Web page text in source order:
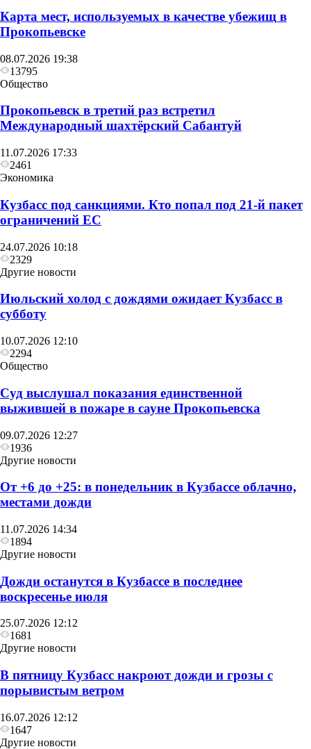
Общество
Глава Прокопьевска рассказал, как
преображается Сквер «Школьный»
Карта мест, используемых в качестве убежищ в
Прокопьевске
08.07.2026 19:38
13795
Общество
Прокопьевск в третий раз встретил
Международный шахтёрский Сабантуй
11.07.2026 17:33
2461
Экономика
Кузбасс под санкциями. Кто попал под 21‑й пакет
ограничений ЕС
24.07.2026 10:18
2329
Другие новости
Июльский холод с дождями ожидает Кузбасс в
субботу
10.07.2026 12:10
2294
Общество
Суд выслушал показания единственной
выжившей в пожаре в сауне Прокопьевска
09.07.2026 12:27
1936
Другие новости
От +6 до +25: в понедельник в Кузбассе облачно,
местами дожди
11.07.2026 14:34
1894
Другие новости
Дожди останутся в Кузбассе в последнее
воскресенье июля
25.07.2026 12:12
1681
Другие новости
В пятницу Кузбасс накроют дожди и грозы с
порывистым ветром
16.07.2026 12:12
1647
Другие новости